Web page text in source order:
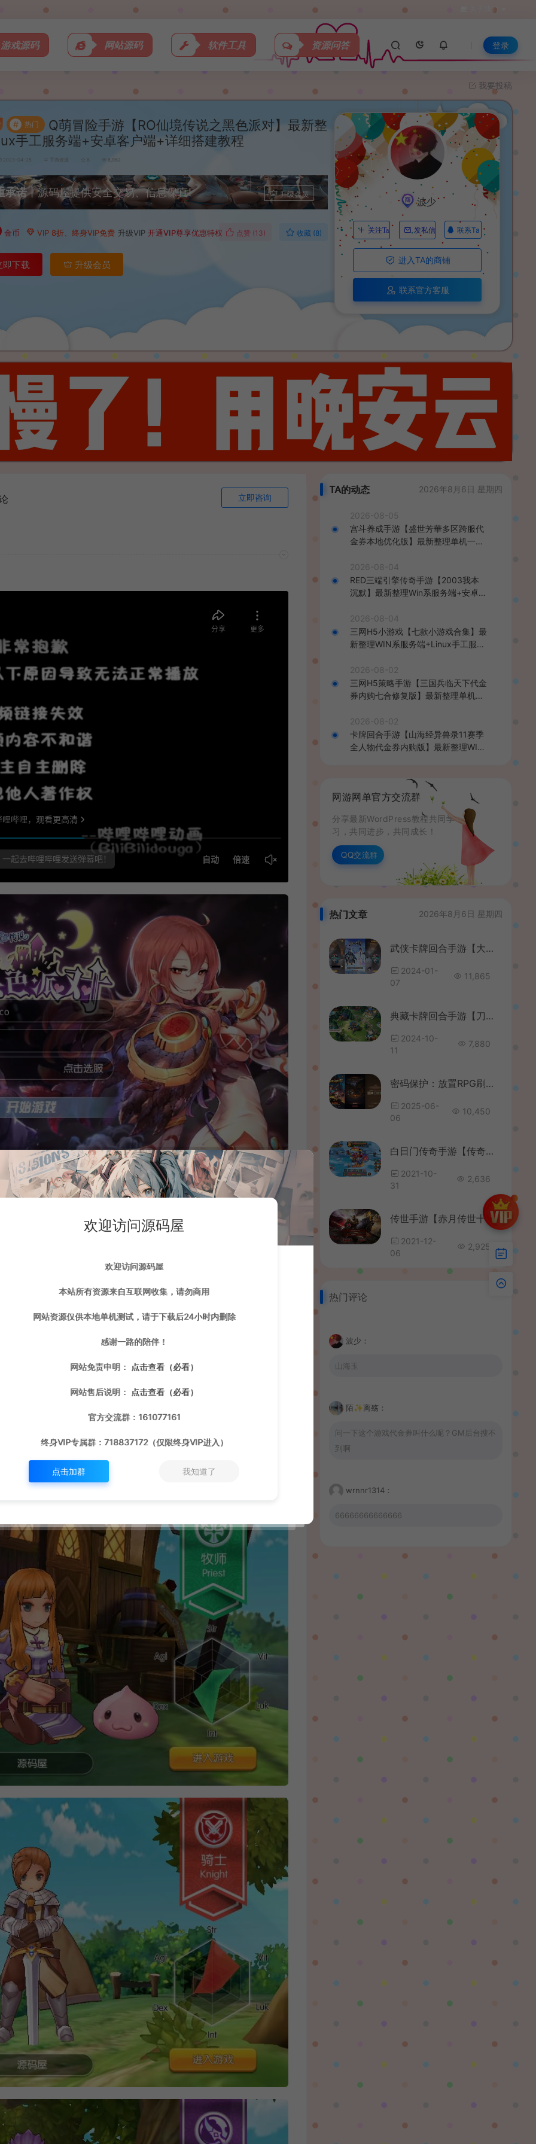
关于我们
游戏源码 网站源码 软件工具 资源问答 登录
我要投稿
# 热门
Q萌冒险手游【RO仙境传说之黑色派对】最新整
手工服务端+安卓客户端+详细搭建教程
2023-04-25 手游资源 8 8,962
承诺丨源码屋提供安全交易、信息保真! 升级会员
金币 VIP 8折、终身VIP免费 升级VIP 开通VIP尊享优惠特权 点赞 (13) 收藏 (8)
即下载 升级会员
波少
关注Ta 发私信 联系Ta
进入TA的商铺
联系官方客服
立即咨询
TA的动态 2026年8月6日 星期四
2026-08-05
宫斗养成手游【盛世芳華多区跨服代
金券本地优化版】最新整理单机一键
后台+安卓+详细搭建教程
2026-08-04
RED三端引擎传奇手游【2003我本
沉默】最新整理Win系服务端+安卓苹
2026-08-04
三网H5小游戏【七款小游戏合集】最
新整理WIN系服务端+Linux手工服务
2026-08-02
三网H5策略手游【三国兵临天下代金
券内购七合修复版】最新整理单机一
理后台+GM授权后台+简易安卓客户
端+详细搭建教程+视频教程
2026-08-02
卡牌回合手游【山海经异兽录11赛季
全人物代金券内购版】最新整理WIN
网游网单官方交流群
分享最新WordPress教程共同学
习，共同进步，共同成长！
QQ交流群
热门文章 2026年8月6日 星期四
武侠卡牌回合手游【大宗师之热血Q传完整版】最新整理Win一键服务端+多区跨服+管理后台+GM授权后台+清邮件清包+安卓苹果双端+详细搭建教程
2024-01-
07
11,865
典藏卡牌回合手游【刀塔传奇之绝地兽王】最新整理Linux手工服务端+安卓+GM后台+详细搭建教程+视频教程
2024-10-
11
7,880
密码保护：放置RPG刷宝手游【英雄没有閃双职业]最新整理Linux手工服务端+网页注册+加解密工具+管理后台+CDK授权后台+安卓+详细搭建教程+视频教程
2025-06-
06
10,450
白日门传奇手游【传奇永恒超变版】最新整理单职业win一键即玩服务端+全新UI+全新地图+GM后台
2021-10-
31
2,636
传世手游【赤月传世十二生肖战鼓第二季】最新整理Linux本地手工端+单机一键既玩服务端+安卓苹果明文双端+GM授权物品后台+详细搭建教程
2021-12-
06
2,925
热门评论
波少：
山海玉
陌✨离殇：
问一下这个游戏代金券叫什么呢？GM后台搜不
到啊
wrnnr1314：
66666666666666
有没BUG
欢迎访问源码屋
欢迎访问源码屋
本站所有资源来自互联网收集，请勿商用
网站资源仅供本地单机测试，请于下载后24小时内删除
感谢一路的陪伴！
网站免责申明： 点击查看（必看）
网站售后说明： 点击查看（必看）
官方交流群：161077161
终身VIP专属群：718837172（仅限终身VIP进入）
点击加群 我知道了